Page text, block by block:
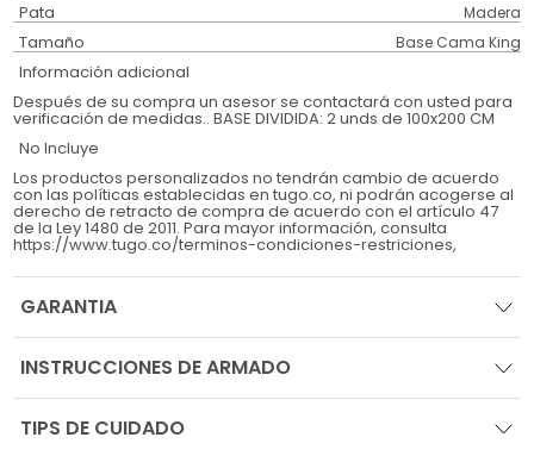
Pata Madera
Tamaño Base Cama King
Información adicional
Después de su compra un asesor se contactará con usted para
verificación de medidas.. BASE DIVIDIDA: 2 unds de 100x200 CM
No Incluye
Los productos personalizados no tendrán cambio de acuerdo
con las políticas establecidas en tugo.co, ni podrán acogerse al
derecho de retracto de compra de acuerdo con el artículo 47
de la Ley 1480 de 2011. Para mayor información, consulta
https://www.tugo.co/terminos-condiciones-restriciones,
GARANTIA
INSTRUCCIONES DE ARMADO
TIPS DE CUIDADO